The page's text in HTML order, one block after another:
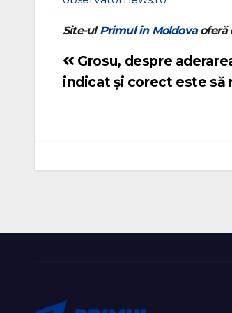
Site-ulPrimul in Moldovaoferă
Navigare
în
Grosu, despre
indicat și corect este să